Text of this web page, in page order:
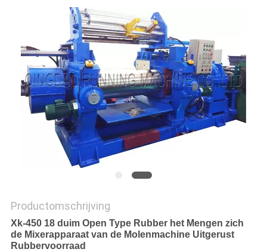
Productomschrijving
Xk-450 18 duim Open Type Rubber het Mengen zich
de Mixerapparaat van de Molenmachine Uitgerust
Rubbervoorraad